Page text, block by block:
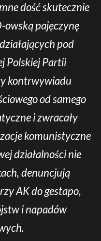
dość skutecznie
owską pajęczynę
pod
Polskiej Partii
kontrwywiadu
od samego
i zwracały
komunistyczne
działalności nie
denuncjują
AK do gestapo,
i napadów